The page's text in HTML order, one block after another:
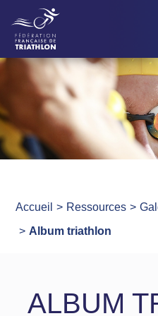
Accueil Ressources
Album triathlon
ALBUM
Panneau de gestion des